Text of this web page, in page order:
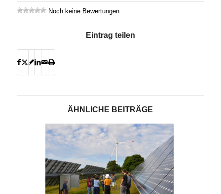
Noch keine Bewertungen
Eintrag teilen
ÄHNLICHE BEITRÄGE